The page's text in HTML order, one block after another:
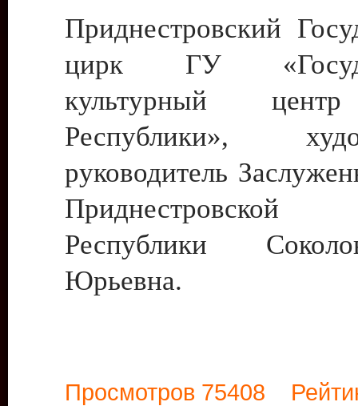
Приднестровский
цирк ГУ
культурный
Республики»,
руководитель
Приднестровской
Республики
Юрьевна.
Просмотров 75408